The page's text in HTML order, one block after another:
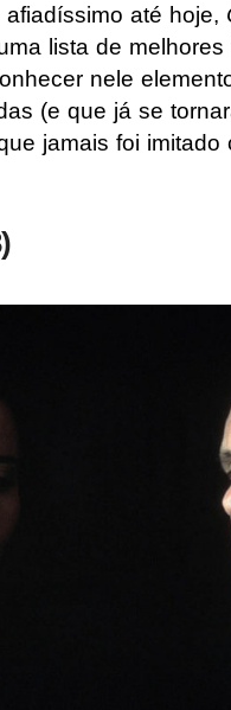
até hoje,
lista de
nele
(e que já se
jamais foi imitado